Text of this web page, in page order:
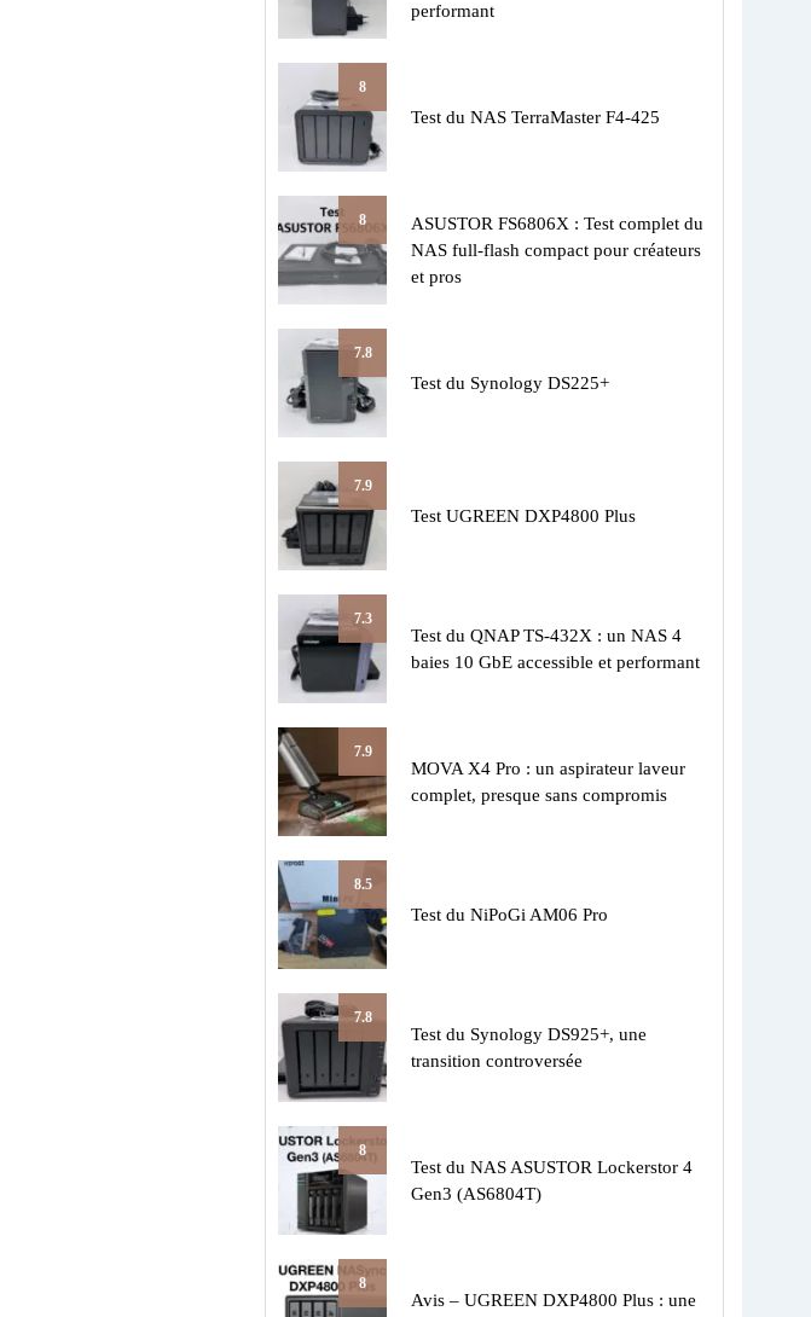
performant
8
Test du NAS TerraMaster F4-425
8
ASUSTOR FS6806X : Test complet du
NAS full-flash compact pour créateurs
et pros
7.8
Test du Synology DS225+
7.9
Test UGREEN DXP4800 Plus
7.3
Test du QNAP TS-432X : un NAS 4
baies 10 GbE accessible et performant
7.9
MOVA X4 Pro : un aspirateur laveur
complet, presque sans compromis
8.5
Test du NiPoGi AM06 Pro
7.8
Test du Synology DS925+, une
transition controversée
8
Test du NAS ASUSTOR Lockerstor 4
Gen3 (AS6804T)
8
Avis – UGREEN DXP4800 Plus : une